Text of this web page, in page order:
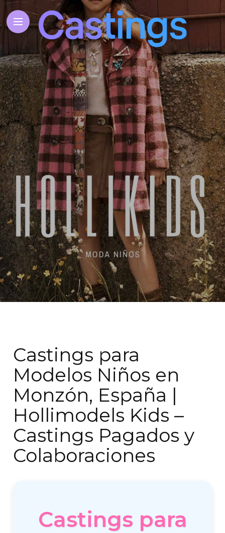
Castings para
Modelos Niños en
Monzón, España |
Hollimodels Kids –
Castings Pagados y
Colaboraciones
Castings para